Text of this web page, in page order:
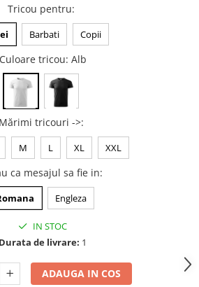
Tricou pentru:
Barbati Copii
Culoare tricou: Alb
Mărimi tricouri ->:
M L XL XXL
ca mesajul sa fie in:
Engleza
IN STOC
Durata de livrare: 1
ADAUGA IN COS